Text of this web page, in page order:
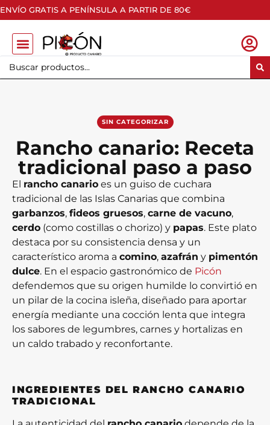
ENVÍO GRATIS A PENÍNSULA A PARTIR DE 80€
SIN CATEGORIZAR
Rancho canario: Receta
tradicional paso a paso
El rancho canario es un guiso de cuchara
tradicional de las Islas Canarias que combina
garbanzos, fideos gruesos, carne de vacuno,
cerdo (como costillas o chorizo) y papas. Este plato
destaca por su consistencia densa y un
característico aroma a comino, azafrán y pimentón
dulce. En el espacio gastronómico de Picón
defendemos que su origen humilde lo convirtió en
un pilar de la cocina isleña, diseñado para aportar
energía mediante una cocción lenta que integra
los sabores de legumbres, carnes y hortalizas en
un caldo trabado y reconfortante.
INGREDIENTES DEL RANCHO CANARIO
TRADICIONAL